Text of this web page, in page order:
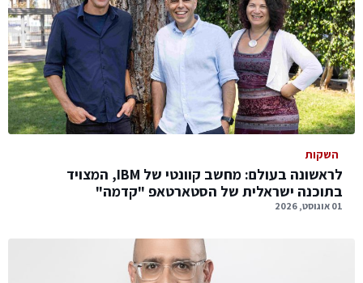
השקות
לראשונה בעולם: מחשב קוונטי של IBM, המצויד
בתוכנה ישראלית של הסטארטאפ "קדמה"
01 אוגוסט, 2026